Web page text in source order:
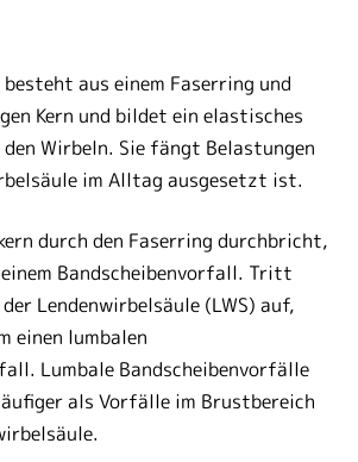
besteht aus einem Faserring und
Kern und bildet ein elastisches
Wirbeln. Sie fängt Belastungen
im Alltag ausgesetzt ist.
durch den Faserring durchbricht,
Bandscheibenvorfall. Tritt
Lendenwirbelsäule (LWS) auf,
einen lumbalen
Lumbale Bandscheibenvorfälle
als Vorfälle im Brustbereich